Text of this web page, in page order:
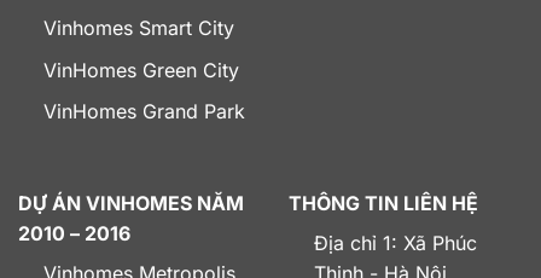
Vinhomes Smart City
VinHomes Green City
VinHomes Grand Park
DỰ ÁN VINHOMES NĂM
2010 – 2016
THÔNG TIN LIÊN HỆ
Địa chỉ 1: Xã Phúc